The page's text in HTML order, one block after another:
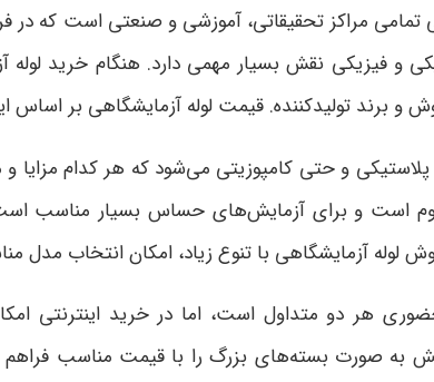
مراکز تحقیقاتی، آموزشی و صنعتی است که در
و فیزیکی نقش بسیار مهمی دارد. هنگام خرید
و برند تولیدکننده. قیمت لوله آزمایشگاهی بر
و حتی کامپوزیتی می‌شود که هر کدام
است و برای آزمایش‌های حساس بسیار مناسب
لوله آزمایشگاهی با تنوع زیاد، امکان انتخاب مدل
هر دو متداول است، اما در خرید اینترنتی
به صورت بسته‌های بزرگ را با قیمت مناسب